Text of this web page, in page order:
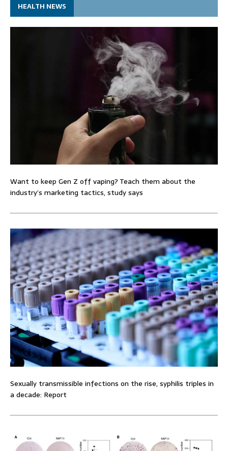
HEALTH NEWS
Want to keep Gen Z off vaping? Teach them about the
industry’s marketing tactics, study says
Sexually transmissible infections on the rise, syphilis triples in
a decade: Report